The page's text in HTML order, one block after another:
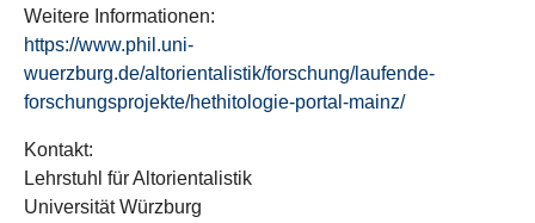
Weitere Informationen:
https://www.phil.uni-
wuerzburg.de/altorientalistik/forschung/laufende-
forschungsprojekte/hethitologie-portal-mainz/
Kontakt:
Lehrstuhl für Altorientalistik
Universität Würzburg